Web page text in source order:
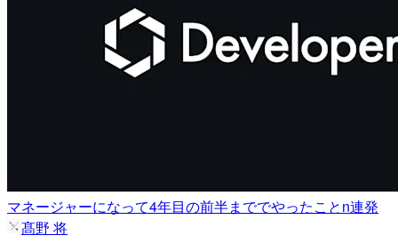
マネージャーになって4年目の前半まででやったことn連発
髙野 将